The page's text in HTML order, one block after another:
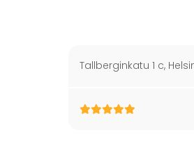
Tallberginkatu 1 c,